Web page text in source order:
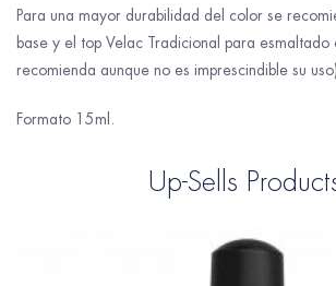
Para una mayor durabilidad del color se
base y el top Velac Tradicional para esmaltado
recomienda aunque no es imprescindible su uso).
Formato 15ml.
Up-Sells